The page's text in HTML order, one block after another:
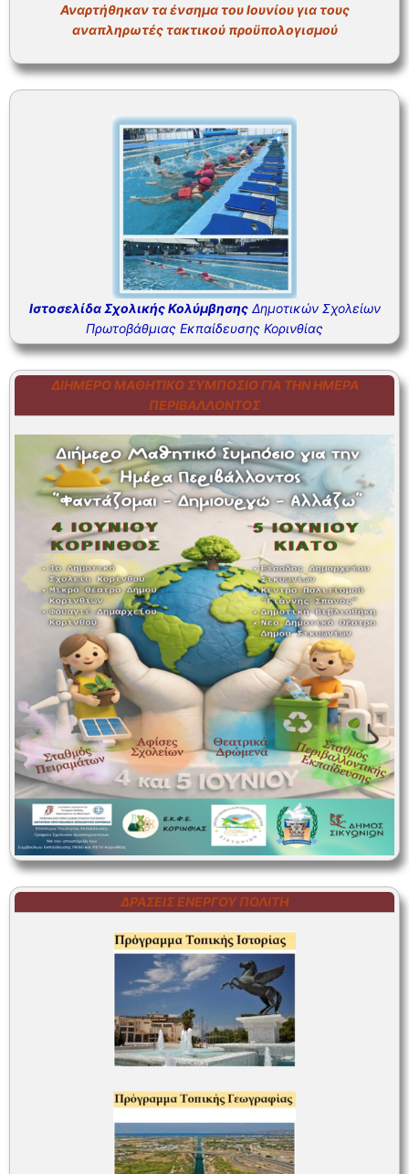
Αναρτήθηκαν τα ένσημα του Ιουνίου για τους
αναπληρωτές τακτικού προϋπολογισμού
Ιστοσελίδα Σχολικής ΚολύμβησηςΔημοτικών Σχολείων
Πρωτοβάθμιας Εκπαίδευσης Κορινθίας
ΔΙΉΜΕΡΟ ΜΑΘΗΤΙΚΌ ΣΥΜΠΌΣΙΟ ΓΙΑ ΤΗΝ ΗΜΈΡΑ
ΠΕΡΙΒΆΛΛΟΝΤΟΣ
ΔΡΆΣΕΙΣ ΕΝΕΡΓΟΎ ΠΟΛΊΤΗ